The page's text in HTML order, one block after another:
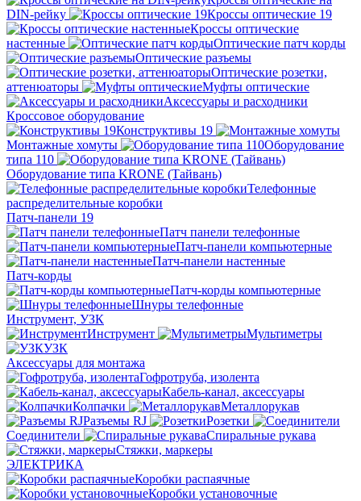
DIN-рейку
Кроссы оптические 19
Кроссы оптические
настенные
Оптические патч корды
Оптические разъемы
Оптические розетки,
аттенюаторы
Муфты оптические
Аксессуары и расходники
Кроссовое оборудование
Конструктивы 19
Монтажные хомуты
Оборудование
типа 110
Оборудование типа KRONE (Тайвань)
Телефонные
распределительные коробки
Патч-панели 19
Патч панели телефонные
Патч-панели компьютерные
Патч-панели настенные
Патч-корды
Патч-корды компьютерные
Шнуры телефонные
Инструмент, УЗК
Инструмент
Мультиметры
УЗК
Аксессуары для монтажа
Гофротруба, изолента
Кабель-канал, аксессуары
Колпачки
Металлорукав
Разъемы RJ
Розетки
Соединители
Спиральные рукава
Стяжки, маркеры
ЭЛЕКТРИКА
Коробки распаячные
Коробки установочные